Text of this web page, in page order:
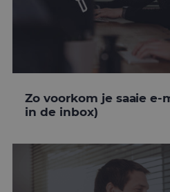
Zo voorkom je saaie e-
in de inbox)